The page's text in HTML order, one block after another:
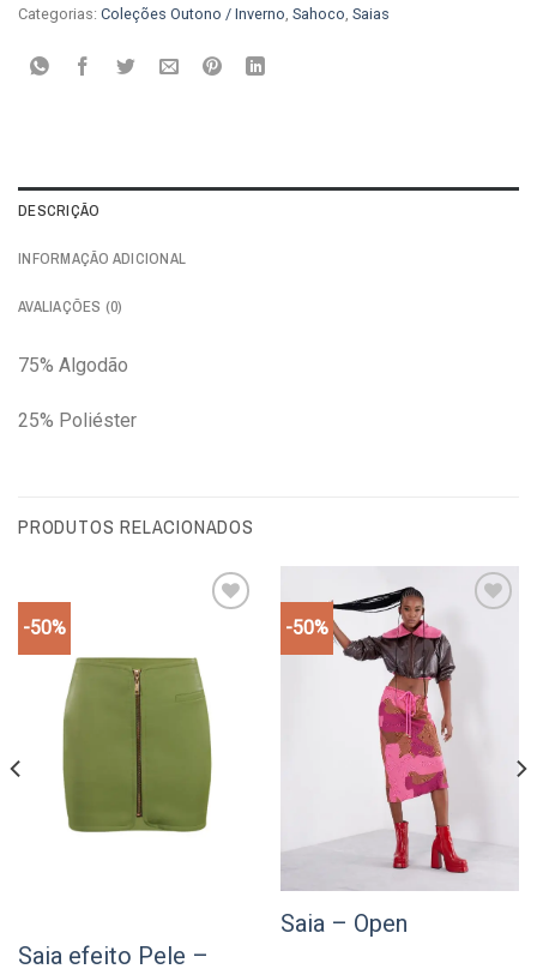
Categorias: Coleções Outono / Inverno, Sahoco, Saias
DESCRIÇÃO
INFORMAÇÃO ADICIONAL
AVALIAÇÕES (0)
75% Algodão
25% Poliéster
PRODUTOS RELACIONADOS
-50%
Saia efeito Pele –
-50%
Saia – Open